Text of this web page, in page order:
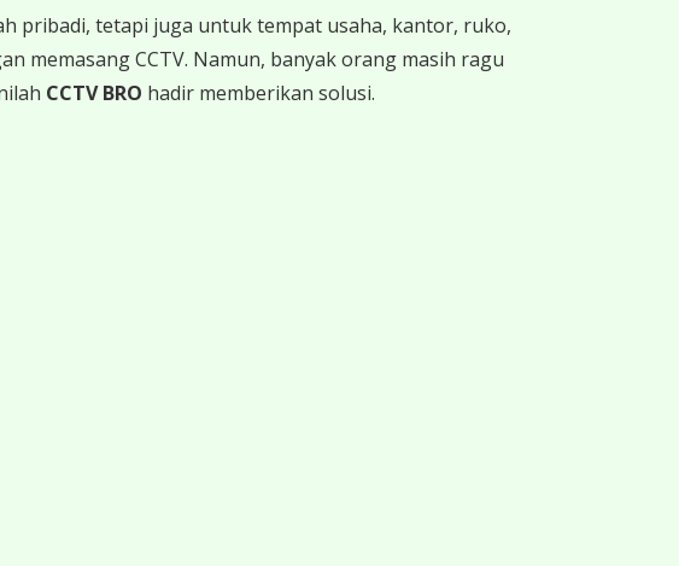
pribadi, tetapi juga untuk tempat usaha, kantor, ruko,
memasang CCTV. Namun, banyak orang masih ragu
CCTV BRO hadir memberikan solusi.